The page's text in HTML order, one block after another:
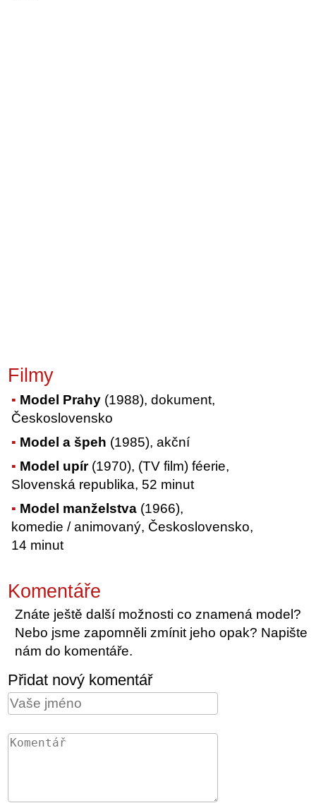
Filmy
Model Prahy (1988), dokument,
Československo
Model a špeh (1985), akční
Model upír(1970), (TV film) féerie,
Slovenská republika, 52 minut
Model manželstva (1966),
komedie / animovaný, Československo,
14 minut
Komentáře
Znáte ještě další možnosti co znamená model?
Nebo jsme zapomněli zmínit jeho opak? Napište
nám do komentáře.
Přidat nový komentář